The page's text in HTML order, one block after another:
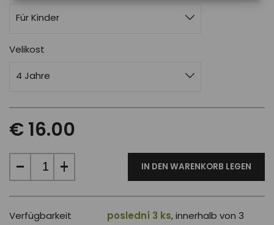
Für Kinder
Velikost
4 Jahre
€ 16.00
IN DEN WARENKORB LEGEN
Verfügbarkeit poslední 3 ks, innerhalb von 3